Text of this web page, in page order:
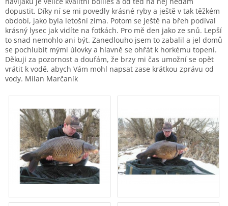
dopustit. Díky ní se mi povedly krásné ryby a ještě v tak těžkém
období, jako byla letošní zima. Potom se ještě na břeh podíval
krásný lysec jak vidíte na fotkách. Pro mě den jako ze snů. Lepší
to snad nemohlo ani být. Zanedlouho jsem to zabalil a jel domů
se pochlubit mými úlovky a hlavně se ohřát k horkému topení.
Děkuji za pozornost a doufám, že brzy mi čas umožní se opět
vrátit k vodě, abych Vám mohl napsat zase krátkou zprávu od
vody. Milan Marčaník